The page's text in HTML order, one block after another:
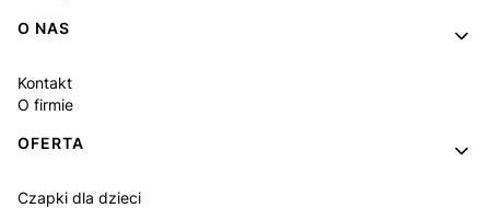
O NAS
Kontakt
O firmie
OFERTA
Czapki dla dzieci